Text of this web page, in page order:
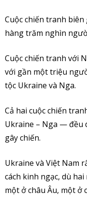
Cuộc chiến tranh
hàng trăm nghìn
Cuộc chiến tranh với
với gần một triệu
tộc Ukraine và Nga.
Cả hai cuộc chiến
Ukraine – Nga — đều
gây chiến.
Ukraine và Việt Nam
cách kinh ngạc, dù
một ở châu Âu, một ở